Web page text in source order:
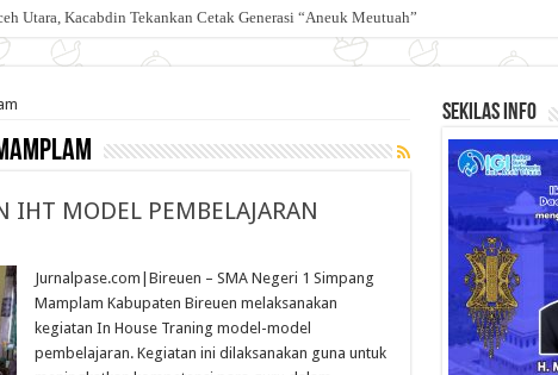
Utara, Kacabdin Tekankan Cetak Generasi “Aneuk Meutuah”
MODEL PEMBELAJARAN
Jurnalpase.com|Bireuen – SMA Negeri 1 Simpang
Mamplam Kabupaten Bireuen melaksanakan
kegiatan In House Traning model-model
pembelajaran. Kegiatan ini dilaksanakan guna untuk
Sekilas Info